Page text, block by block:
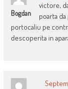
Bogdan
victore,
poarta
portocaliu pe
descoperita in